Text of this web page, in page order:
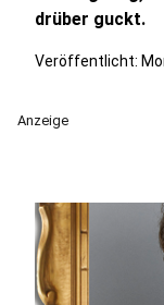
drüber guckt.
Veröffentlicht:
Anzeige